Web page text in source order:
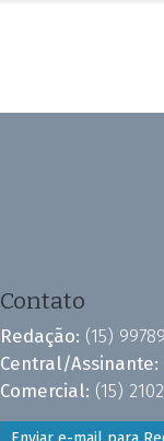
Contato
Redação: (15)
Central/Assinante:
Comercial: (15)